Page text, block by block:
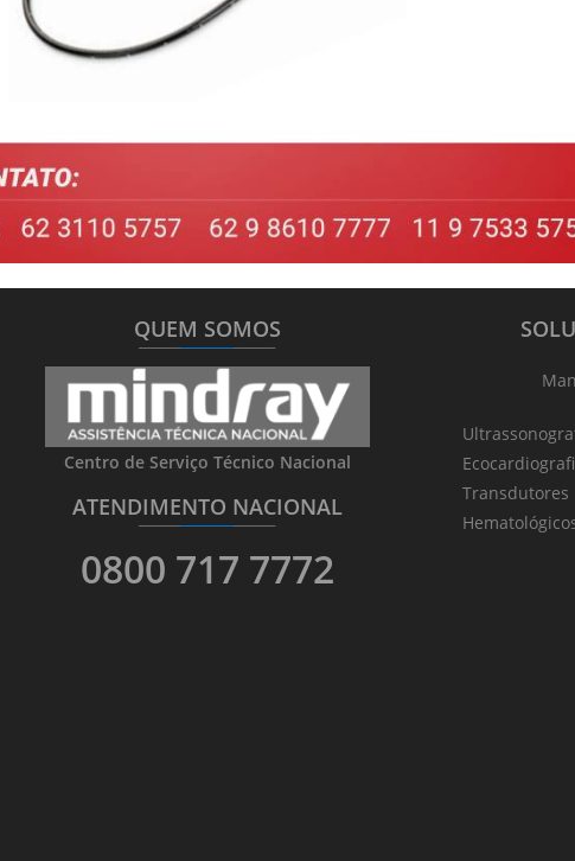
QUEM SOMOS
_______________________
Centro de Serviço Técnico Nacional
ATENDIMENTO NACIONAL
_______________________
0800 717 7772
Transdutores